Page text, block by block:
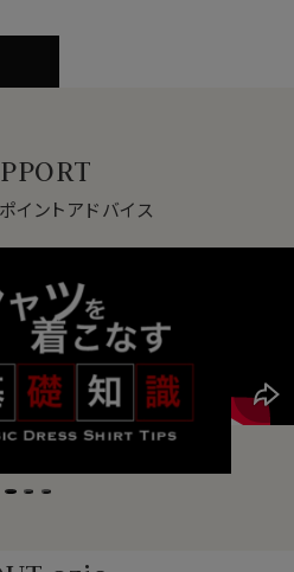
イントアドバイス